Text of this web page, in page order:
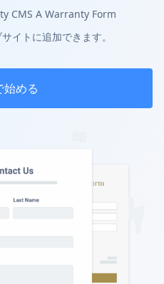
CMS A Warranty Form
イトに追加できます。
始める